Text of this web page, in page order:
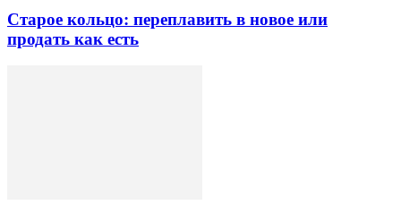
Старое кольцо: переплавить в новое или
продать как есть